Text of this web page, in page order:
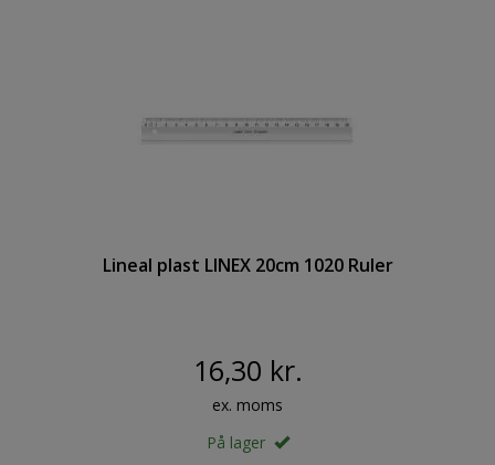
Lineal plast LINEX 20cm 1020 Ruler
16,30 kr.
ex. moms
På lager